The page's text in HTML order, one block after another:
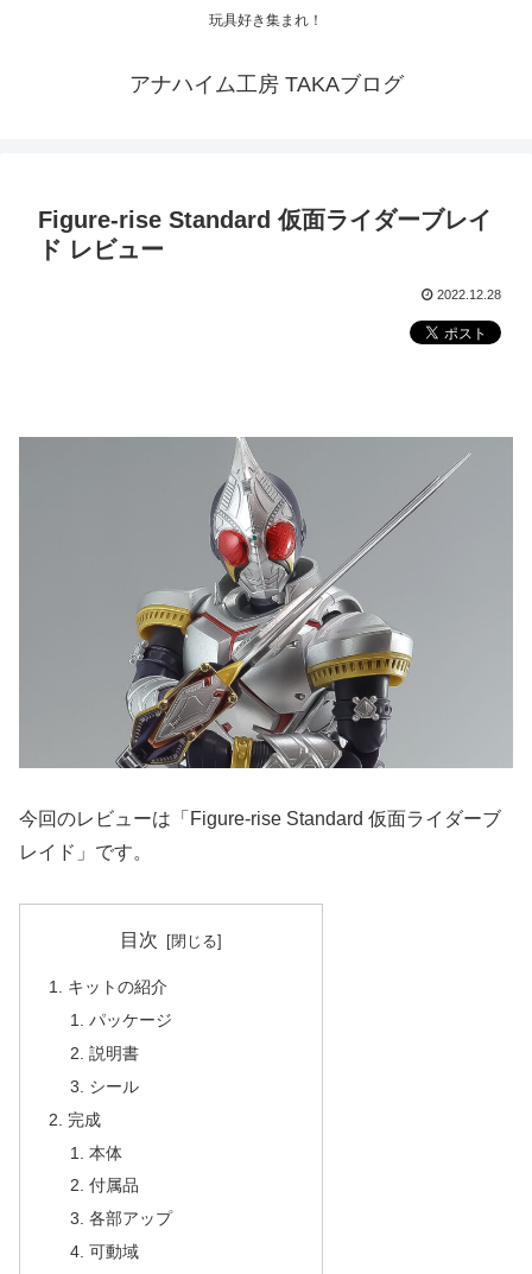
玩具好き集まれ！
アナハイム工房 TAKAブログ
Figure-rise Standard 仮面ライダーブレイ
ド レビュー
2022.12.28
今回のレビューは「Figure-rise Standard 仮面ライダーブ
レイド」です。
目次
キットの紹介
パッケージ
説明書
シール
完成
本体
付属品
各部アップ
可動域